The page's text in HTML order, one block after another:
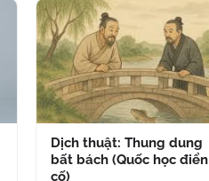
Dịch thuật: Thung dung
bất bách (Quốc học điển
cố)